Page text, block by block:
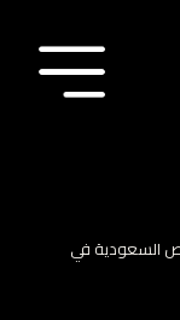
السعودية في